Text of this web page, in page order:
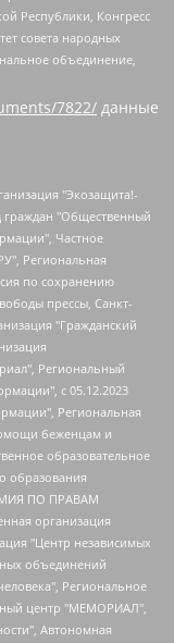
Республики, Конгресс
совета народных
объединение,
7822/ данные
ЛГБТ-инициативная группа "Выход", Инициативная группа ЛГБТ+ "Реверс", Алексеев Андрей Викторович, Бекбулатова Таисия Львовна, Беляев Иван Михайлович, Владыкина Елена Сергеевна, Гельман Марат Александрович, Никульшина Вероника Юрьевна, Толоконникова Надежда Андреевна, Шендерович Виктор Анатольевич, Общество с ограниченной ответственностью "Данное сообщение", Общество с ограниченной ответственностью Издательский дом "Новая глава", Айнбиндер Александра Александровна, Московский комьюнити-центр для ЛГБТ+инициатив, Благотворительный фонд развития филантропии, Deutsche Welle (Германия, Kurt-Schumacher-Strasse 3, 53113 Bonn), Борзунова Мария Михайловна, Воробьев Виктор Викторович, Голубева Анна Львовна, Константинова Алла Михайловна, Малкова Ирина Владимировна, Мурадов Мурад Абдулгалимович, Осетинская Елизавета Николаевна, Понасенков Евгений Николаевич, Ганапольский Матвей Юрьевич, Киселев Евгений Алексеевич, Борухович Ирина Григорьевна, Дремин Иван Тимофеевич, Дубровский Дмитрий Викторович, Красноярская региональная общественная организация поддержки и развития альтернативных образовательных технологий и межкультурных коммуникаций "ИНТЕРРА", Маяковская Екатерина Алексеевна, Фейгин Марк Захарович, Филимонов Андрей Викторович, Дзугкоева Регина Николаевна, Доброхотов Роман Александрович, Дудь Юрий Александрович, Елкин Сергей Владимирович, Кругликов Кирилл Игоревич, Сабунаева Мария Леонидовна, Семенов Алексей Владимирович, Шаинян Карен Багратович, Шульман Екатерина Михайловна, Асафьев Артур Валерьевич, Вахштайн Виктор Семенович, Венедиктов Алексей Алексеевич, Лушникова Екатерина Евгеньевна, Волков Леонид Михайлович, Невзоров Александр Глебович, Пархоменко Сергей Борисович, Сироткин Ярослав Николаевич, Кара-Мурза Владимир Владимирович, Баранова Наталья Владимировна, Гозман Леонид Яковлевич, Кагарлицкий Борис Юльевич, Климарев Михаил Валерьевич, Милов Владимир Станиславович, Автономная некоммерческая организация Краснодарский центр современного искусства "Типография", Моргенштерн Алишер Тагирович, Соболь Любовь Эдуардовна, Общество с ограниченной ответственностью "ЛИЗА НОРМ", Каспаров Гарри Кимович, Ходорковский Михаил Борисович, Общество с ограниченной ответственностью "Апрельские тезисы", Данилович Ирина Брониславовна, Кашин Олег Владимирович, Петров Николай Владимирович, Пивоваров Алексей Владимирович, Соколов Михаил Владимирович, Цветкова Юлия Владимировна, Чичваркин Евгений Александрович, Комитет против пыток/Команда против пыток, Общество с ограниченной ответственностью "Первый научный", Общество с ограниченной ответственностью "Вертолет и ко", Белоцерковская Вероника Борисовна, Кац Максим Евгеньевич, Лазарева Татьяна Юрьевна, Шаведдинов Руслан Табризович, Яшин Илья Валерьевич, Общество с ограниченной ответственностью "Иноагент ААВ", Алешковский Дмитрий Петрович, Альбац Евгения Марковна, Быков Дмитрий Львович, Галямина Юлия Евгеньевна, Лойко Сергей Леонидович, Мартынов Кирилл Константинович, Медведев Сергей Александрович, Крашенинников Федор Геннадиевич, Гордеева Катерина Вл